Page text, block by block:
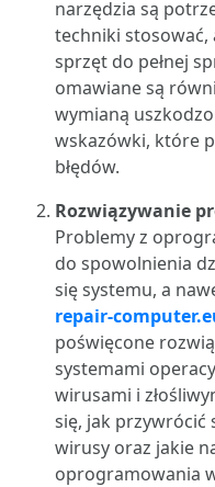
narzędzia są
techniki stosować,
sprzęt do pełnej
omawiane są
wymianą
wskazówki, które
błędów.
Rozwiązywanie
Problemy z
do spowolnienia
się systemu, a
repair-
poświęcone
systemami
wirusami i
się, jak przywrócić
wirusy oraz jakie
oprogramowania